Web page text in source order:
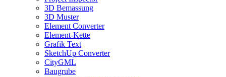
3D Bemassung
3D Muster
Element Converter
Element-Kette
Grafik Text
SketchUp Converter
CityGML
Baugrube